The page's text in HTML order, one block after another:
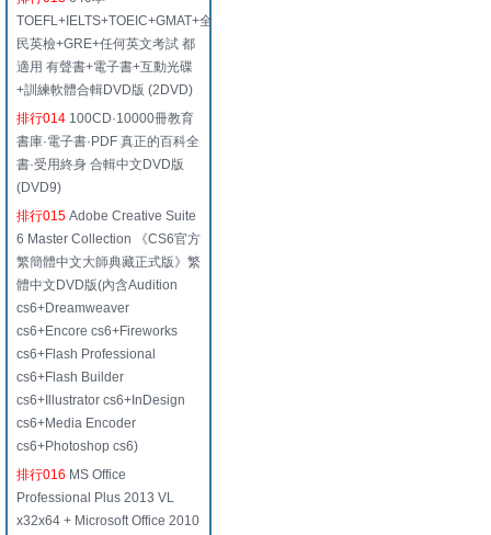
TOEFL+IELTS+TOEIC+GMAT+全
民英檢+GRE+任何英文考試 都
適用 有聲書+電子書+互動光碟
+訓練軟體合輯DVD版 (2DVD)
排行014 100CD·10000冊教育
書庫·電子書·PDF 真正的百科全
書·受用終身 合輯中文DVD版
(DVD9)
排行015 Adobe Creative Suite
6 Master Collection 《CS6官方
繁簡體中文大師典藏正式版》繁
體中文DVD版(內含Audition
cs6+Dreamweaver
cs6+Encore cs6+Fireworks
cs6+Flash Professional
cs6+Flash Builder
cs6+Illustrator cs6+InDesign
cs6+Media Encoder
cs6+Photoshop cs6)
排行016 MS Office
Professional Plus 2013 VL
x32x64 + Microsoft Office 2010